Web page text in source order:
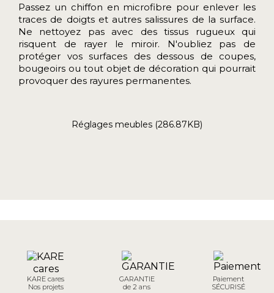
Passez un chiffon en microfibre pour enlever les
traces de doigts et autres salissures de la surface.
Ne nettoyez pas avec des tissus rugueux qui
risquent de rayer le miroir. N'oubliez pas de
protéger vos surfaces des dessous de coupes,
bougeoirs ou tout objet de décoration qui pourrait
provoquer des rayures permanentes.
Réglages meubles (286.87KB)
KARE cares
Nos projets
GARANTIE
de 2 ans
Paiement
SÉCURISÉ